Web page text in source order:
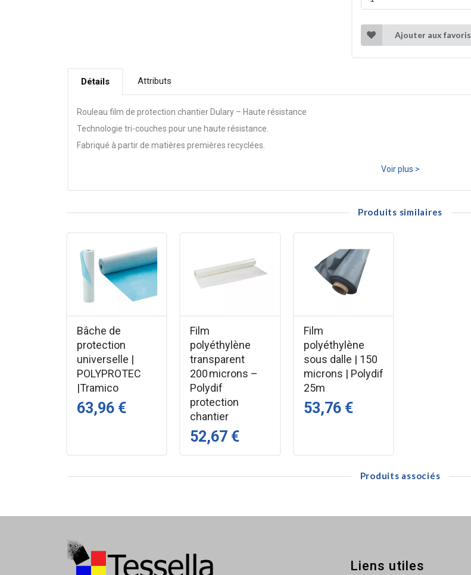
Ajouter aux favoris
Détails Attributs
Rouleau film de protection chantier Dulary – Haute résistance
Technologie tri-couches pour une haute résistance.
Fabriqué à partir de matières premières recyclées.
Voir plus >
Produits similaires
Bâche de
protection
universelle |
POLYPROTEC
|Tramico
63,96 €
Film
polyéthylène
transparent
200 microns –
Polydif
protection
chantier
52,67 €
Film
polyéthylène
sous dalle | 150
microns | Polydif
25m
53,76 €
Produits associés
Liens utiles